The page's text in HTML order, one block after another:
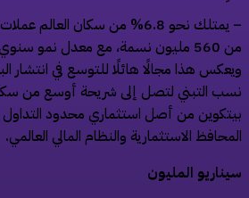
– يمتلك نحو 6.8% من سكان العالم
هذا مجالًا هائلًا للتوسع في انتشار
التبني لتصل إلى شريحة أوسع من سكان
من أصل استثماري محدود التداول
الاستثمارية والنظام المالي العالمي.
المليون